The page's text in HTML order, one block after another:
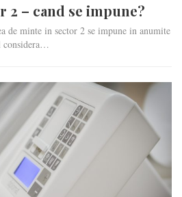
2 – cand se impune?
de minte in sector 2 se impune in anumite
considera…